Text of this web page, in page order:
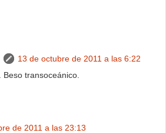
13 de octubre de 2011 a las 6:22
transoceánico.
de 2011 a las 23:13